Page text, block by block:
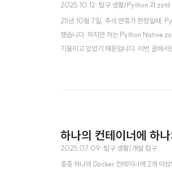
2025.10.12 ·탐구 생활/Python 과 zstd
25년 10월 7일, 추석 연휴가 한창일때,
했습니다. 하지만 저는 Python Native
기울이고 있었기 때문입니다. 이번 글에
하나의 컨테이너에 하
2025.07.09 ·탐구 생활/개발 탐구
종종 하나의 Docker 컨테이너에 2개 이